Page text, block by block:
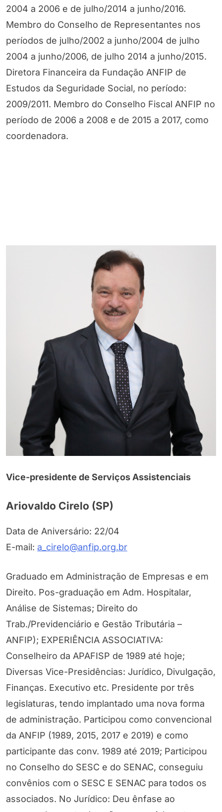
2004 a 2006 e de julho/2014 a junho/2016.
Membro do Conselho de Representantes nos
períodos de julho/2002 a junho/2004 de julho
2004 a junho/2006, de julho 2014 a junho/2015.
Diretora Financeira da Fundação ANFIP de
Estudos da Seguridade Social, no período:
2009/2011. Membro do Conselho Fiscal ANFIP no
período de 2006 a 2008 e de 2015 a 2017, como
coordenadora.
Vice-presidente de Serviços Assistenciais
Ariovaldo Cirelo (SP)
Data de Aniversário: 22/04
E-mail: a_cirelo@anfip.org.br
Graduado em Administração de Empresas e em
Direito. Pos-graduação em Adm. Hospitalar,
Análise de Sistemas; Direito do
Trab./Previdenciário e Gestão Tributária –
ANFIP); EXPERIÊNCIA ASSOCIATIVA:
Conselheiro da APAFISP de 1989 até hoje;
Diversas Vice-Presidências: Jurídico, Divulgação,
Finanças. Executivo etc. Presidente por três
legislaturas, tendo implantado uma nova forma
de administração. Participou como convencional
da ANFIP (1989, 2015, 2017 e 2019) e como
participante das conv. 1989 até 2019; Participou
no Conselho do SESC e do SENAC, conseguiu
convênios com o SESC E SENAC para todos os
associados. No Jurídico: Deu ênfase ao